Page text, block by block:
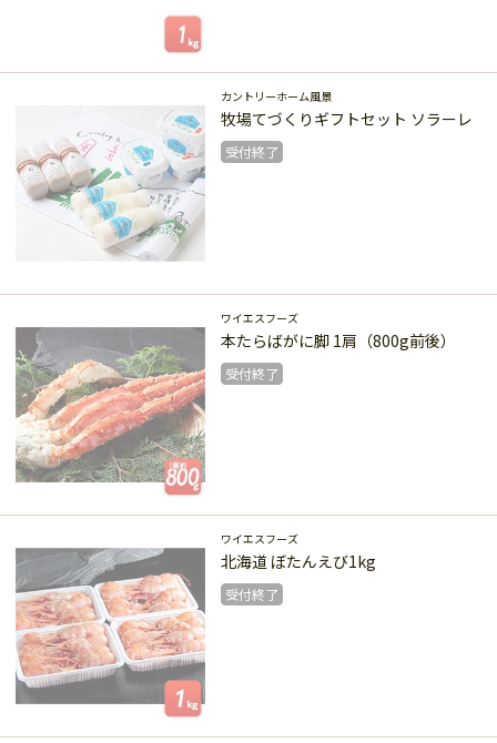
受付終了
カントリーホーム風景
牧場てづくりギフトセット ソラーレ
受付終了
受付終了
ワイエスフーズ
本たらばがに脚 1肩（800g前後）
受付終了
受付終了
ワイエスフーズ
北海道 ぼたんえび1kg
受付終了